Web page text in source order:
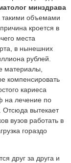
минздрава
такими объемами
кроется в
места
в нынешних
рублей.
материалы,
компенсировать
кариеса
на лечение по
Отсюда вытекает
вузов работать в
гораздо
друг за друга и